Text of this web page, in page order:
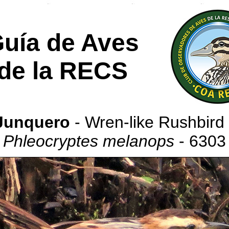
de Aves
la RECS
- Wren-like Rushbird
Phleocryptes melanops - 6303